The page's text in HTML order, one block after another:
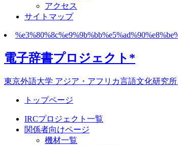
アクセス
サイトマップ
電子辞書プロジェクト*
東京外語大学 アジア・アフリカ言語文化研究所
トップページ
IRCプロジェクト一覧
関係者向けページ
機材一覧